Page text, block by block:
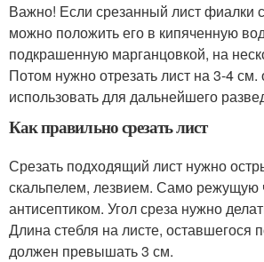
Важно! Если срезанный лист фиалки
можно положить его в кипяченную
подкрашенную марганцовкой, на
Потом нужно отрезать лист на 3-4 см.
использовать для дальнейшего
Как правильно срезать лист
Срезать подходящий лист нужно
скальпелем, лезвием. Само режущую
антисептиком. Угол среза нужно
Длина стебля на листе, оставшегося
должен превышать 3 см.